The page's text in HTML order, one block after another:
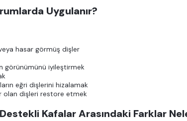
Uygulanır?
hasar görmüş dişler
görünümünü iyileştirmek
eğri dişlerini hizalamak
olan dişleri restore etmek
Kafalar Arasındaki Farklar